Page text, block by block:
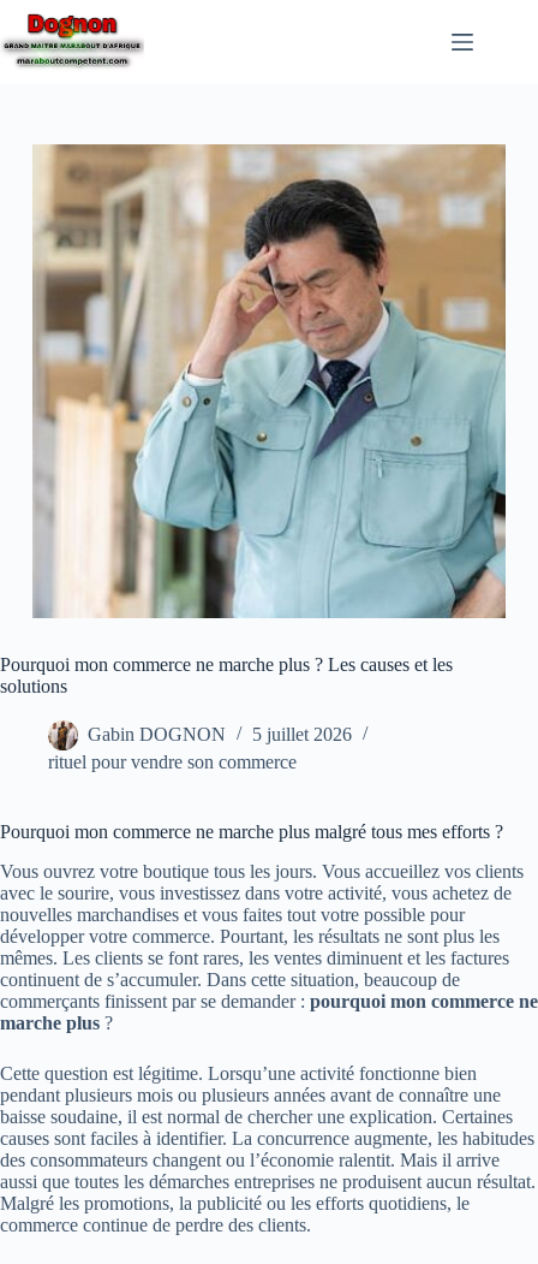
Pourquoi mon commerce ne marche plus ? Les causes et les
solutions
Gabin DOGNON
5 juillet 2026
rituel pour vendre son commerce
Pourquoi mon commerce ne marche plus malgré tous mes efforts ?
Vous ouvrez votre boutique tous les jours. Vous accueillez vos clients
avec le sourire, vous investissez dans votre activité, vous achetez de
nouvelles marchandises et vous faites tout votre possible pour
développer votre commerce. Pourtant, les résultats ne sont plus les
mêmes. Les clients se font rares, les ventes diminuent et les factures
continuent de s’accumuler. Dans cette situation, beaucoup de
commerçants finissent par se demander : pourquoi mon commerce ne
marche plus ?
Cette question est légitime. Lorsqu’une activité fonctionne bien
pendant plusieurs mois ou plusieurs années avant de connaître une
baisse soudaine, il est normal de chercher une explication. Certaines
causes sont faciles à identifier. La concurrence augmente, les habitudes
des consommateurs changent ou l’économie ralentit. Mais il arrive
aussi que toutes les démarches entreprises ne produisent aucun résultat.
Malgré les promotions, la publicité ou les efforts quotidiens, le
commerce continue de perdre des clients.